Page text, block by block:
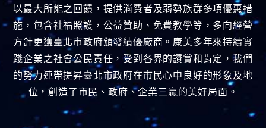
以最大所能之回饋，提供消費者及弱勢族群多項優惠措
施，包含社福照護，公益贊助、免費教學等，多向經營
方針更獲臺北市政府頒發績優廠商。康美多年來持續實
踐企業之社會公民責任，受到各界的讚賞和肯定，我們
的努力連帶提昇臺北市政府在市民心中良好的形象及地
位，創造了市民、政府、企業三贏的美好局面。